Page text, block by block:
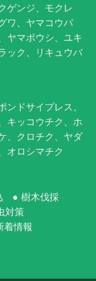
ゲンジ、モクレ
ワ、ヤマコウバ
ヤマボウシ、ユキ
ック、リキュウバ
ドサイプレス、
キッコウチク、ホ
、クロチク、ヤダ
オロシマチク
樹木伐採
対策
着情報